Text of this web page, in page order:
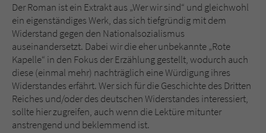
Der Roman ist ein Extrakt aus „Wer wir sind“ und gleichwohl
ein eigenständiges Werk, das sich tiefgründig mit dem
Widerstand gegen den Nationalsozialismus
auseinandersetzt. Dabei wir die eher unbekannte „Rote
Kapelle“ in den Fokus der Erzählung gestellt, wodurch auch
diese (einmal mehr) nachträglich eine Würdigung ihres
Widerstandes erfährt. Wer sich für die Geschichte des Dritten
Reiches und/oder des deutschen Widerstandes interessiert,
sollte hier zugreifen, auch wenn die Lektüre mitunter
anstrengend und beklemmend ist.